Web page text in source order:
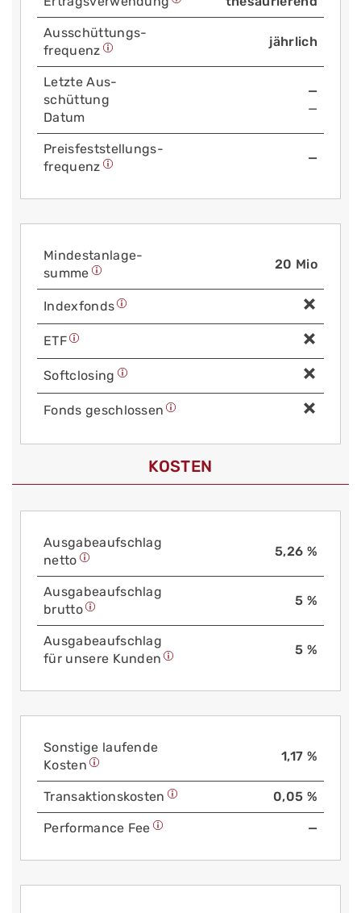
Aus­schüttungs­
frequenz
jährlich
Letzte Aus­
schüttung
Datum
—
—
Preis­fest­stellungs­
frequenz
—
Mindest­anlage­
summe
20 Mio
Index­fonds
ETF
Soft­closing
Fonds geschlossen
KOSTEN
Aus­gabe­auf­schlag
netto
5,26 %
Aus­gabe­auf­schlag
brutto
5 %
Aus­gabe­auf­schlag
für unsere Kunden
5 %
Sonstige laufende
Kosten
1,17 %
Trans­aktions­kosten 0,05 %
Performance Fee —